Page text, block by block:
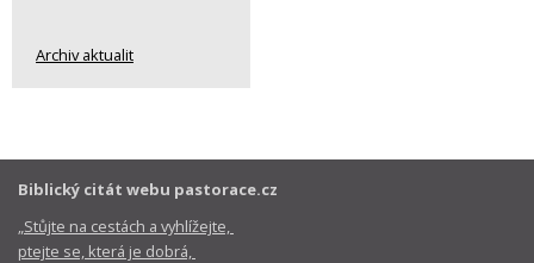
Archiv aktualit
Biblický citát webu pastorace.cz
„Stůjte na cestách a vyhlížejte,
ptejte se, která je dobrá,